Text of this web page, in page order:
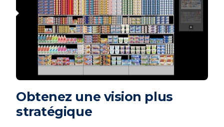
Obtenez une vision plus
stratégique